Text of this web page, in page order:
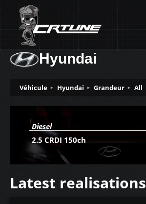
Hyundai
Véhicule Hyundai Grandeur All
Diesel
2.5 CRDI 150ch
Latest realisations